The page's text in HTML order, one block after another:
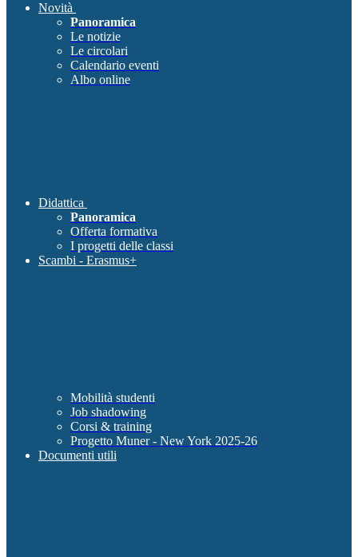
Novità
Panoramica
Le notizie
Le circolari
Calendario eventi
Albo online
Didattica
Panoramica
Offerta formativa
I progetti delle classi
Scambi - Erasmus+
Mobilità studenti
Job shadowing
Corsi & training
Progetto Muner - New York 2025-26
Documenti utili